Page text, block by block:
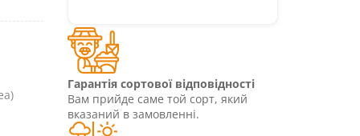
Гарантія сортової відповідності
Вам прийде саме той сорт, який
вказаний в замовленні.